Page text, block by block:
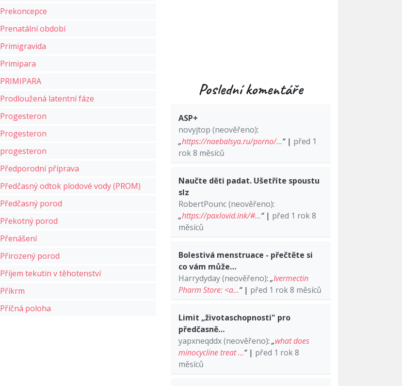
Prekoncepce
Prenatální období
Primigravida
Primipara
PRIMIPARA
Prodloužená latentní fáze
Progesteron
Progesteron
progesteron
Předporodní příprava
Předčasný odtok plodové vody (PROM)
Předčasný porod
Překotný porod
Přenášení
Přirozený porod
Příjem tekutin v těhotenství
Příkrm
Příčná poloha
Poslední komentáře
ASP+
novyjtop (neověřeno):
„https://naebalsya.ru/porno/…“| před 1
rok 8 měsíců
Naučte děti padat. Ušetříte spoustu
slz
RobertPounc (neověřeno):
„https://paxlovid.ink/#…“| před 1 rok 8
měsíců
Bolestivá menstruace - přečtěte si
co vám může…
Harrydyday (neověřeno): „Ivermectin
Pharm Store: <a…“| před 1 rok 8 měsíců
Limit „životaschopnosti" pro
předčasně…
yapxneqddx (neověřeno): „what does
minocycline treat …“| před 1 rok 8
měsíců